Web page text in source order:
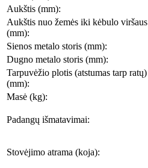
Aukštis (mm):
Aukštis nuo žemės iki kėbulo viršaus
(mm):
Sienos metalo storis (mm):
Dugno metalo storis (mm):
Tarpuvėžio plotis (atstumas tarp ratų)
(mm):
Masė (kg):
Padangų išmatavimai:
Stovėjimo atrama (koja):